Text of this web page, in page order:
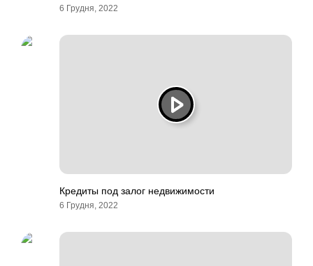
6 Грудня, 2022
Кредиты под залог недвижимости
6 Грудня, 2022